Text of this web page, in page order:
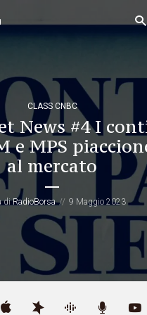
CLASS CNBC
News #4 I
e MPS
al mercato
diRadioBorsa 9 Maggio 2023